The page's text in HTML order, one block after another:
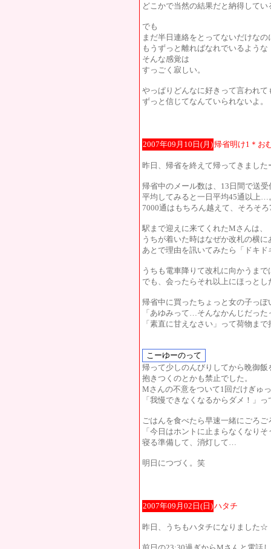
どこかで当然の結果だと納得して
でも
まだ半日連絡をとってないだけなの
もうずっと離ればなれでいるような
そんな感覚は
すっごく寂しい。
やっぱりどんなに好きって言われて
ずっと信じてなんていられないよ。
2007年09月10日(月) 帰省明け1＊お
昨日、帰省を終えて帰ってきました
帰省中のメール数は、13日間で送
平均してみると一日平均45通以上…
7000通はもちろん越えて、そろそ
駅まで迎えに来てくれたMさんは、
うちが着いた時はなぜか改札の横
あとで理由を訊いてみたら「ドキ
うちも電車降りて改札に向かうま
でも、会ったらそれ以上にほっとし
帰省中に買ったちょっと女の子っぽ
「あゆみって…そんなかんじだっ
「素直に甘えなさい」って荷物ま
帰って少しのんびりしてから晩御
抱きつくのとかも禁止でした。
Mさんの不意をついて1回だけぎゅ
「我慢できなくなるからダメ！」
ごはんを食べたら早速一緒にごろご
「今日はホントに止まらなくなり
寝る準備して、消灯して…
明日につづく。笑
2007年09月02日(日)ハタチ
昨日、うちもハタチになりました☆